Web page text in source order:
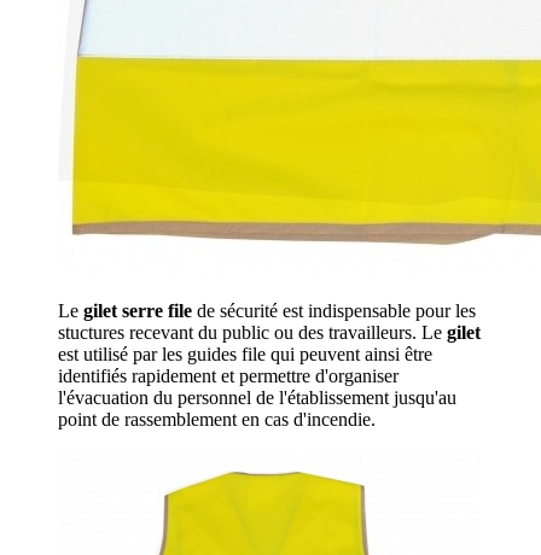
Le gilet serre file de sécurité est indispensable pour les
stuctures recevant du public ou des travailleurs. Le gilet
est utilisé par les guides file qui peuvent ainsi être
identifiés rapidement et permettre d'organiser
l'évacuation du personnel de l'établissement jusqu'au
point de rassemblement en cas d'incendie.